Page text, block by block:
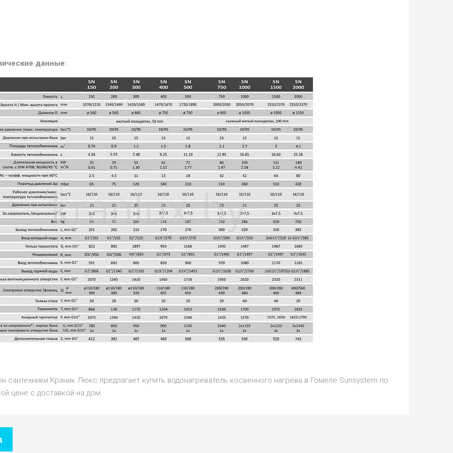
данные:
сантехники Краник Люкс предлагает купить водонагреватель косвенного нагрева в Гомеле Sunsystem по
цене с доставкой на дом.